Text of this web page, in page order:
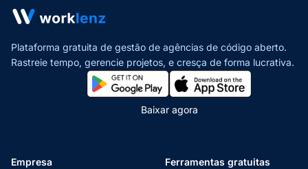
Plataforma gratuita de gestão de agências de código aberto.
Rastreie tempo, gerencie projetos, e cresça de forma lucrativa.
Baixar agora
Empresa Ferramentas gratuitas